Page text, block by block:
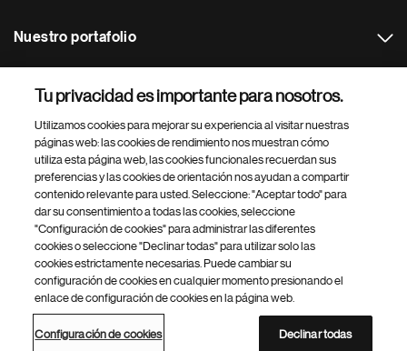
Nuestro portafolio
Footer Site Search
inferior
del
© 2026 Novartis AG
Política de privacidad Términos de uso
Accesibilidad
Configuración de cookies
Mapa del sitio
Tu privacidad es importante para nosotros.
Utilizamos cookies para mejorar su experiencia al visitar nuestras
páginas web: las cookies de rendimiento nos muestran cómo
utiliza esta página web, las cookies funcionales recuerdan sus
preferencias y las cookies de orientación nos ayudan a compartir
contenido relevante para usted. Seleccione: "Aceptar todo" para
dar su consentimiento a todas las cookies, seleccione
"Configuración de cookies" para administrar las diferentes
cookies o seleccione "Declinar todas" para utilizar solo las
cookies estrictamente necesarias. Puede cambiar su
configuración de cookies en cualquier momento presionando el
enlace de configuración de cookies en la página web.
Configuración de cookies Declinar todas